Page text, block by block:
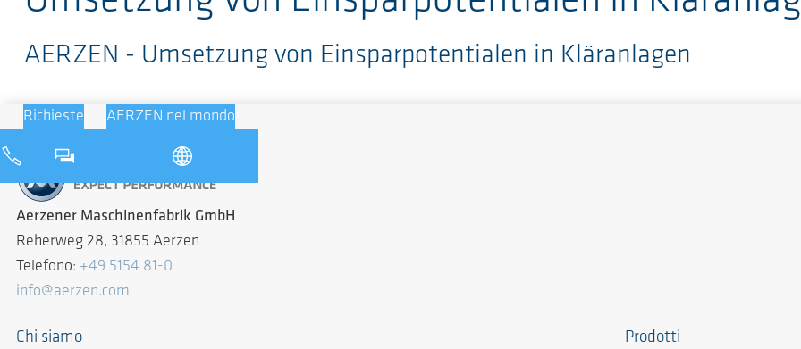
AERZEN - Umsetzung von Einsparpotentialen in Kläranlagen
Richieste AERZEN nel mondo
Aerzener Maschinenfabrik GmbH
Reherweg 28, 31855 Aerzen
Telefono: +49 5154 81-0
info@aerzen.com
Chi siamo Prodotti